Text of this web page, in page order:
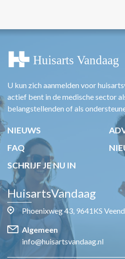
U kun zich aanmelden voor
actief bent in de medische sector
belangstellenden of als
NIEUWS
FAQ
SCHRIJF JE NU IN
HuisartsVandaag
Phoenixweg 43, 9641KS
Algemeen
info@huisartsvandaag.nl